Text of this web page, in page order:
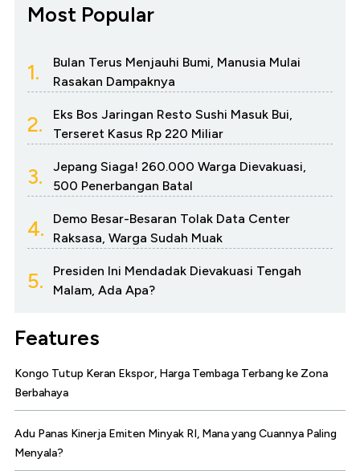
Most Popular
1.
Bulan Terus Menjauhi Bumi, Manusia Mulai
Rasakan Dampaknya
2.
Eks Bos Jaringan Resto Sushi Masuk Bui,
Terseret Kasus Rp 220 Miliar
3.
Jepang Siaga! 260.000 Warga Dievakuasi,
500 Penerbangan Batal
4.
Demo Besar-Besaran Tolak Data Center
Raksasa, Warga Sudah Muak
5.
Presiden Ini Mendadak Dievakuasi Tengah
Malam, Ada Apa?
Features
Kongo Tutup Keran Ekspor, Harga Tembaga Terbang ke Zona
Berbahaya
Adu Panas Kinerja Emiten Minyak RI, Mana yang Cuannya Paling
Menyala?